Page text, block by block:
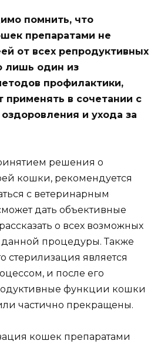
помнить, что
препаратами не
от всех репродуктивных
лишь один из
профилактики,
применять в сочетании с
и ухода за
решения о
кошки, рекомендуется
с ветеринарным
дать объективные
о всех возможных
процедуры. Также
стерилизация является
и после его
функции кошки
частично прекращены.
кошек препаратами